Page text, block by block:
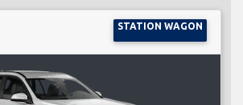
STATION WAGON